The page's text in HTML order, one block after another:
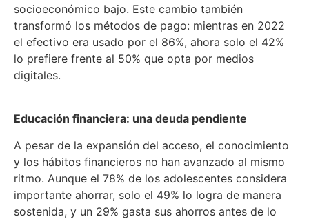
socioeconómico bajo. Este cambio también
transformó los métodos de pago: mientras en 2022
el efectivo era usado por el 86%, ahora solo el 42%
lo prefiere frente al 50% que opta por medios
digitales.
Educación financiera: una deuda pendiente
A pesar de la expansión del acceso, el conocimiento
y los hábitos financieros no han avanzado al mismo
ritmo. Aunque el 78% de los adolescentes considera
importante ahorrar, solo el 49% lo logra de manera
sostenida, y un 29% gasta sus ahorros antes de lo